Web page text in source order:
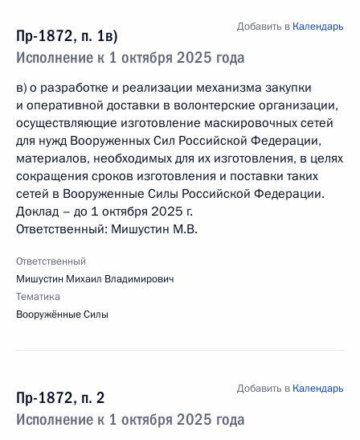
Пр-1872, п. 1в)
Исполнение к 1 октября 2025 года
Добавить в Календарь
в) о разработке и реализации механизма закупки
и оперативной доставки в волонтерские организации,
осуществляющие изготовление маскировочных сетей
для нужд Вооруженных Сил Российской Федерации,
материалов, необходимых для их изготовления, в целях
сокращения сроков изготовления и поставки таких
сетей в Вооруженные Силы Российской Федерации.
Доклад – до 1 октября 2025 г.
Ответственный: Мишустин М.В.
Ответственный
Мишустин Михаил Владимирович
Тематика
Вооружённые Силы
Пр-1872, п. 2
Исполнение к 1 октября 2025 года
Добавить в Календарь